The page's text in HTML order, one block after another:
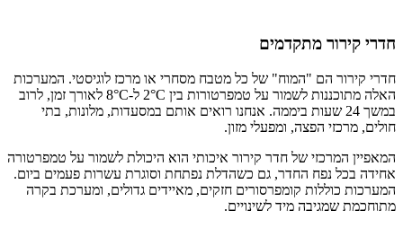
חדרי קירור מתקדמים
חדרי קירור הם "המוח" של כל מטבח מסחרי או מרכז לוגיסטי. המערכות
האלה מתוכננות לשמור על טמפרטורות בין 2°C ל-8°C לאורך זמן, לרוב
במשך 24 שעות ביממה. אנחנו רואים אותם במסעדות, מלונות, בתי
חולים, מרכזי הפצה, ומפעלי מזון.
המאפיין המרכזי של חדר קירור איכותי הוא היכולת לשמור על טמפרטורה
אחידה בכל נפח החדר, גם כשהדלת נפתחת וסוגרת עשרות פעמים ביום.
המערכות כוללות קומפרסורים חזקים, מאיידים גדולים, ומערכת בקרה
מתוחכמת שמגיבה מיד לשינויים.